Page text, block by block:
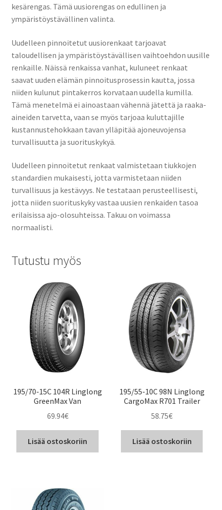
kesärengas. Tämä uusiorengas on edullinen ja
ympäristöystävällinen valinta.
Uudelleen pinnoitetut uusiorenkaat tarjoavat
taloudellisen ja ympäristöystävällisen vaihtoehdon uusille
renkaille. Näissä renkaissa vanhat, kuluneet renkaat
saavat uuden elämän pinnoitusprosessin kautta, jossa
niiden kulunut pintakerros korvataan uudella kumilla.
Tämä menetelmä ei ainoastaan vähennä jätettä ja raaka-
aineiden tarvetta, vaan se myös tarjoaa kuluttajille
kustannustehokkaan tavan ylläpitää ajoneuvojensa
turvallisuutta ja suorituskykyä.
Uudelleen pinnoitetut renkaat valmistetaan tiukkojen
standardien mukaisesti, jotta varmistetaan niiden
turvallisuus ja kestävyys. Ne testataan perusteellisesti,
jotta niiden suorituskyky vastaa uusien renkaiden tasoa
erilaisissa ajo-olosuhteissa. Takuu on voimassa
normaalisti.
Tutustu myös
195/70-15C 104R Linglong
GreenMax Van
69.94€
Lisää ostoskoriin
195/55-10C 98N Linglong
CargoMax R701 Trailer
58.75€
Lisää ostoskoriin